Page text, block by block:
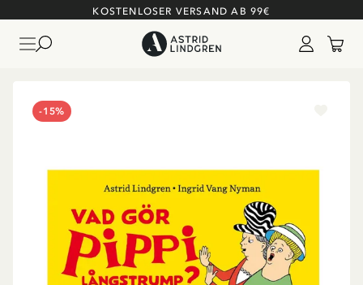
KOSTENLOSER VERSAND AB 99€
-15%